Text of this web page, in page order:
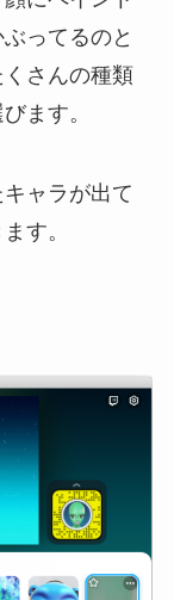
ってるのと
さんの種類
ます。
ャラが出て
す。